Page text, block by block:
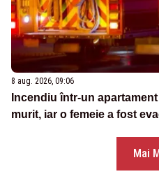
8 aug. 2026, 09:06
Incendiu într-un
murit, iar o femeie a fost
Mai